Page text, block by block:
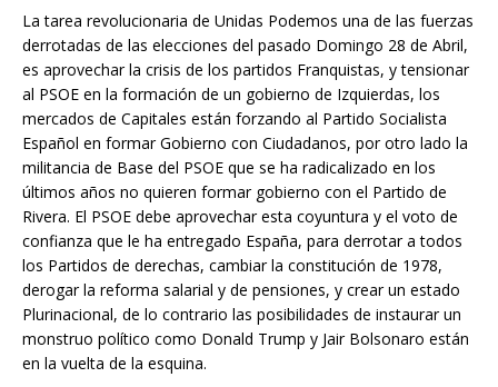
La tarea revolucionaria de Unidas Podemos una de las fuerzas
derrotadas de las elecciones del pasado Domingo 28 de Abril,
es aprovechar la crisis de los partidos Franquistas, y tensionar
al PSOE en la formación de un gobierno de Izquierdas, los
mercados de Capitales están forzando al Partido Socialista
Español en formar Gobierno con Ciudadanos, por otro lado la
militancia de Base del PSOE que se ha radicalizado en los
últimos años no quieren formar gobierno con el Partido de
Rivera. El PSOE debe aprovechar esta coyuntura y el voto de
confianza que le ha entregado España, para derrotar a todos
los Partidos de derechas, cambiar la constitución de 1978,
derogar la reforma salarial y de pensiones, y crear un estado
Plurinacional, de lo contrario las posibilidades de instaurar un
monstruo político como Donald Trump y Jair Bolsonaro están
en la vuelta de la esquina.